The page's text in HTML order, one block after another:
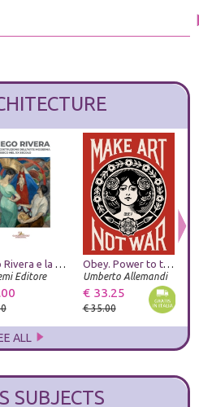
Diego Rivera e la costruzione dell'arte moderna in Messico nel XX secolo
Editore
Obey. Power to the peaceful. Ediz. italiana
Umberto Allemandi
€ 33.25
€ 35.00
ALL
SUBJECTS